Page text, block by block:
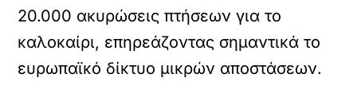
20.000 ακυρώσεις πτήσεων για το
καλοκαίρι, επηρεάζοντας σημαντικά το
ευρωπαϊκό δίκτυο μικρών αποστάσεων.